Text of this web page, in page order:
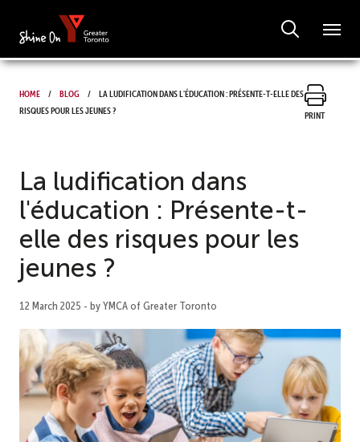
Home Blog
La ludification dans l'éducation : Présente-t-elle des
risques pour les jeunes ?
Print
La ludification dans
l'éducation : Présente-t-
elle des risques pour les
jeunes ?
12 March 2025 - by YMCA of Greater Toronto